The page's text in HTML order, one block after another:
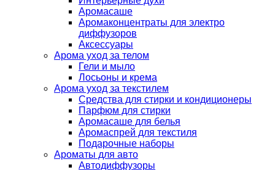
Аромасаше
Аромаконцентраты для электро
диффузоров
Аксессуары
Арома уход за телом
Гели и мыло
Лосьоны и крема
Арома уход за текстилем
Средства для стирки и кондиционеры
Парфюм для стирки
Аромасаше для белья
Аромаспрей для текстиля
Подарочные наборы
Ароматы для авто
Автодиффузоры